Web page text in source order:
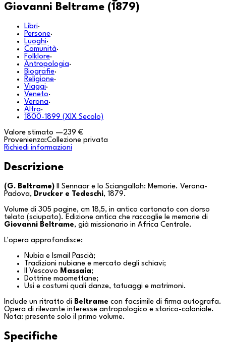
Giovanni Beltrame (1879)
Libri·
Persone·
Luoghi·
Comunità·
Folklore·
Antropologia·
Biografie·
Religione·
Viaggi·
Veneto·
Verona·
Altro·
1800-1899 (XIX Secolo)
Valore stimato —239 €
Provenienza:Collezione privata
Richiedi informazioni
Descrizione
(G. Beltrame) Il Sennaar e lo Sciangallah: Memorie. Verona-
Padova, Drucker e Tedeschi, 1879.
Volume di 305 pagine, cm 18,5, in antico cartonato con dorso
telato (sciupato). Edizione antica che raccoglie le memorie di
Giovanni Beltrame, già missionario in Africa Centrale.
L'opera approfondisce:
Nubia e Ismail Pascià;
Tradizioni nubiane e mercato degli schiavi;
Il Vescovo Massaia;
Dottrine maomettane;
Usi e costumi quali danze, tatuaggi e matrimoni.
Include un ritratto di Beltrame con facsimile di firma autografa.
Opera di rilevante interesse antropologico e storico-coloniale.
Nota: presente solo il primo volume.
Specifiche